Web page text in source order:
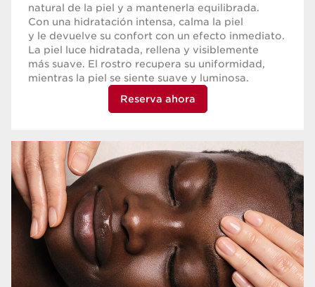
natural de la piel y a mantenerla equilibrada.
Con una hidratación intensa, calma la piel
y le devuelve su confort con un efecto inmediato.
La piel luce hidratada, rellena y visiblemente
más suave. El rostro recupera su uniformidad,
mientras la piel se siente suave y luminosa.
Reserva ahora